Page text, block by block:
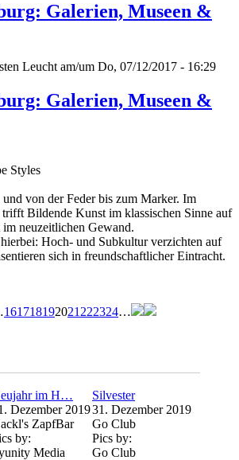
Galerien, Museen &
Leucht am/um Do, 07/12/2017 - 16:29
Galerien, Museen &
Styles
von der Feder bis zum Marker. Im
Bildende Kunst im klassischen Sinne auf
neuzeitlichen Gewand.
Hoch- und Subkultur verzichten auf
sich in freundschaftlicher Eintracht.
161718192021 222324…
im H…
Dezember 2019
ZapfBar
by:
Media
Silvester
31. Dezember 2019
Go Club
Pics by:
Go Club